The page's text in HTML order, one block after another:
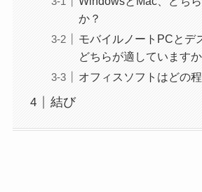
か？
モバイルノートPCとデ
どちらが適していますか
オフィスソフトはどの
結び